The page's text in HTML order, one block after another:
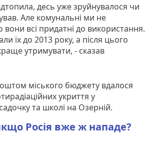
десь уже зруйнувалося чи
Але комунальні ми не
вони всі придатні до використання.
їх до 2013 року, а після цього
утримувати, - сказав
міського бюджету вдалося
укриття у
та школі на Озерній.
Росія вже ж нападе?